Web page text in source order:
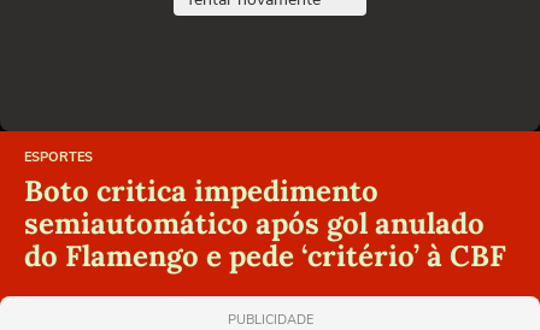
ESPORTES
Boto critica impedimento
semiautomático após gol anulado
do Flamengo e pede ‘critério’ à CBF
PUBLICIDADE